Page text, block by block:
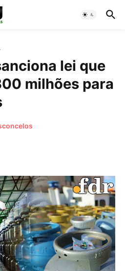
lei que
milhões para